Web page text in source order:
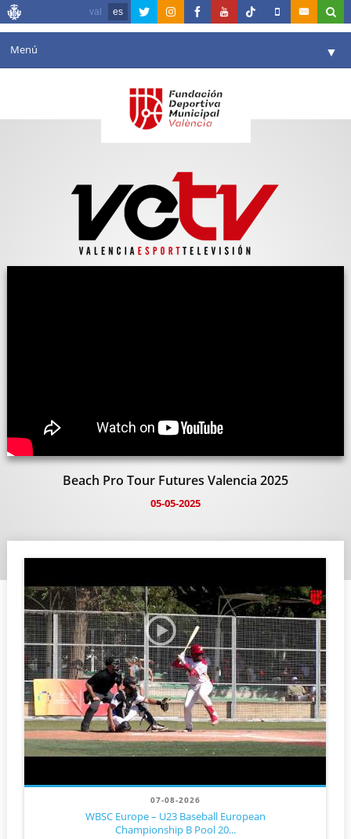
val es
Menú ▼
Agenda
Comunicación
Valencia en deporte
Portal de Transparencia
Beach Pro Tour Futures Valencia 2025
05-05-2025
07-08-2026
WBSC Europe – U23 Baseball European
Championship B Pool 20...